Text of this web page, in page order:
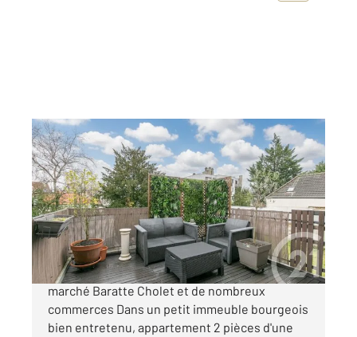
ST MAUR DES FOSSES 94
32,70 m , 2 pièces
Ref : 1384
Appartement F2 à vendre
218 000 €
Quartier recherché d'Adamville proche du
marché Baratte Cholet et de nombreux
commerces Dans un petit immeuble bourgeois
bien entretenu, appartement 2 pièces d'une